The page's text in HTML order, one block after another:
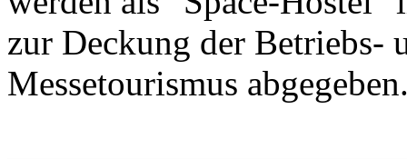
zur Deckung der Betriebs-
Messetourismus